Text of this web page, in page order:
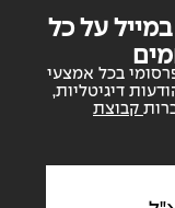
ארוחה, בין אם
הנהדר עוטפים
תוצרת בית,
הטעם ובעיקר
על כל
בכל אמצעי
דיגיטליות,
קבוצת